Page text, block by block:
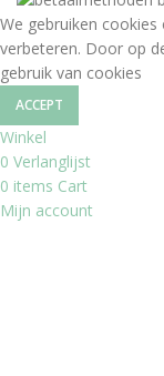
We gebruiken
verbeteren. Door op
gebruik van cookies
ACCEPT
Winkel
0 Verlanglijst
0 items Cart
Mijn account